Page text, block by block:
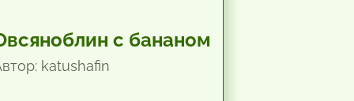
с бананом
katushafin